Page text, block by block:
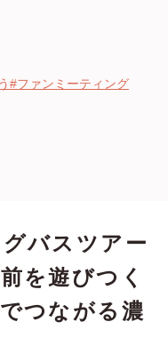
#ファンミーティング
バスツアー
を遊びつく
つながる濃